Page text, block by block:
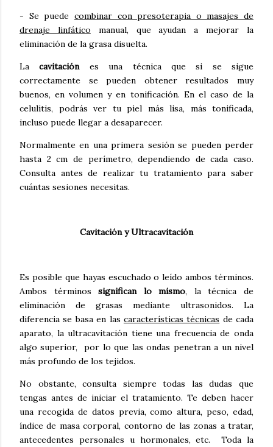
- Se puede combinar con presoterapia o masajes de
drenaje linfático manual, que ayudan a mejorar la
eliminación de la grasa disuelta.
Lacavitaciónes una técnica que si se sigue
correctamente se pueden obtener resultados muy
buenos, en volumen y en tonificación. En el caso de la
celulitis, podrás ver tu piel más lisa, más tonificada,
incluso puede llegar a desaparecer.
Normalmente en una primera sesión se pueden perder
hasta 2 cm de perímetro, dependiendo de cada caso.
Consulta antes de realizar tu tratamiento para saber
cuántas sesiones necesitas.
Cavitación y Ultracavitación
Es posible que hayas escuchado o leído ambos términos.
Ambos términos significan lo mismo, la técnica de
eliminación de grasas mediante ultrasonidos. La
diferencia se basa en las características técnicas de cada
aparato, la ultracavitación tiene una frecuencia de onda
algo superior, por lo que las ondas penetran a un nivel
más profundo de los tejidos.
No obstante, consulta siempre todas las dudas que
tengas antes de iniciar el tratamiento. Te deben hacer
una recogida de datos previa, como altura, peso, edad,
índice de masa corporal, contorno de las zonas a tratar,
antecedentes personales u hormonales, etc. Toda la